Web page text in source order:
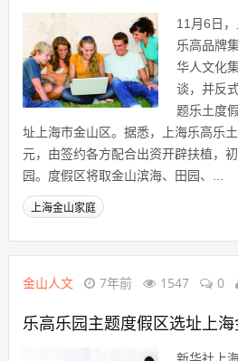
11月6日
乐高品牌
华人文化
谈，并反
题乐土度
址上海市金山区。据悉，上海乐高乐
元，由签约各方配合出资开辟扶植，
园。度假区将取金山滨海、田园、...
上海金山家庭
金山人文 7年前 1547 0
乐高乐园主题度假区选址上